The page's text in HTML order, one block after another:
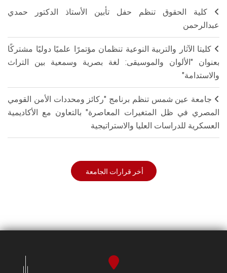
كلية الحقوق تنظم حفل تأبين الأستاذ الدكتور حمدي
عبدالرحمن
كليتا الآثار والتربية النوعية تنظمان مؤتمرًا علميًا دوليًا مشتركًا
بعنوان "الألوان والموسيقى: لغة بصرية وسمعية بين التراث
والاستدامة"
جامعة عين شمس تنظم برنامج "ركائز ومحددات الأمن القومي
المصري في ظل المتغيرات المعاصرة" بالتعاون مع الأكاديمية
العسكرية للدراسات العليا والاستراتيجية
أخر قرارات الجامعة